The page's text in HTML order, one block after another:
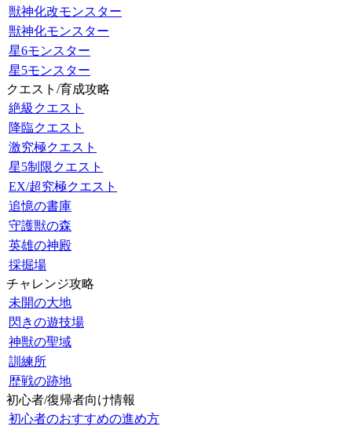
獣神化改モンスター
獣神化モンスター
星6モンスター
星5モンスター
クエスト/育成攻略
絶級クエスト
降臨クエスト
激究極クエスト
星5制限クエスト
EX/超究極クエスト
追憶の書庫
守護獣の森
英雄の神殿
採掘場
チャレンジ攻略
未開の大地
閃きの遊技場
神獣の聖域
訓練所
歴戦の跡地
初心者/復帰者向け情報
初心者のおすすめの進め方